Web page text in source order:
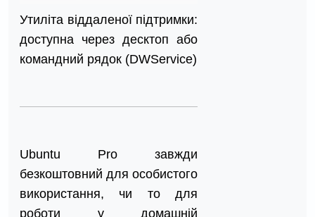
Утиліта віддаленої підтримки:
доступна через десктоп або
командний рядок (DWService)
Ubuntu Pro завжди
безкоштовний для особистого
використання, чи то для
роботи у домашній